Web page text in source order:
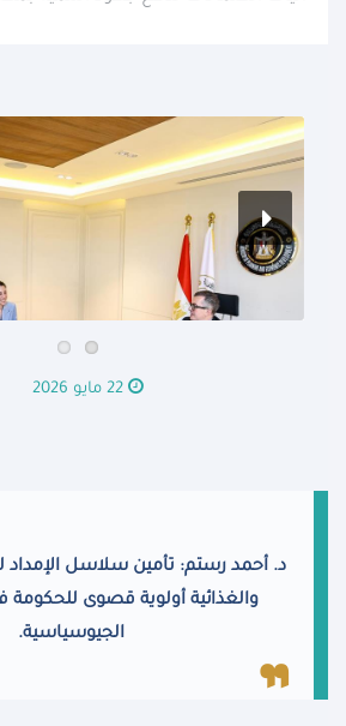
22 مايو 2026
د. أحمد رستم: تأمين سلاسل الإمداد
والغذائية أولوية قصوى للحكومة
الجيوسياسية.